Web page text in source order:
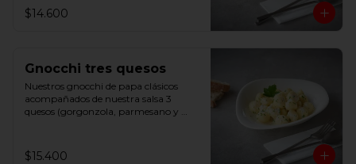
$14.600
Gnocchi tres quesos
Nuestros gnocchi de papa clásicos
acompañados de nuestra salsa 3
quesos (gorgonzola, parmesano y
$15.400